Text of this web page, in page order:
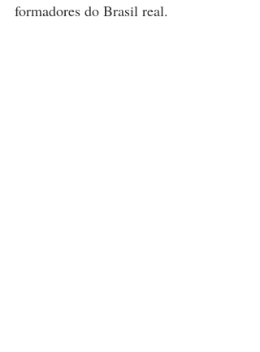
formadores do Brasil real.